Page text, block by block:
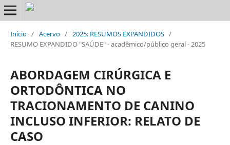
Início / Acervo / 2025: RESUMOS EXPANDIDOS /
RESUMO EXPANDIDO "SAÚDE" - acadêmico/público geral - 2025
ABORDAGEM CIRÚRGICA E
ORTODÔNTICA NO
TRACIONAMENTO DE CANINO
INCLUSO INFERIOR: RELATO DE
CASO